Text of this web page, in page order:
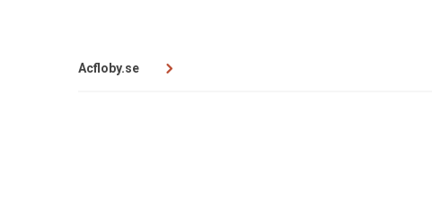
Acfloby.se